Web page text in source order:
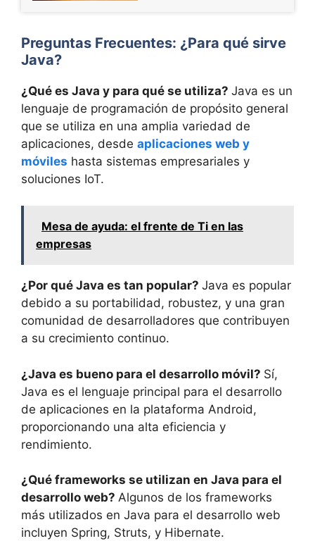
Preguntas Frecuentes: ¿Para qué sirve
Java?
¿Qué es Java y para qué se utiliza? Java es un
lenguaje de programación de propósito general
que se utiliza en una amplia variedad de
aplicaciones, desde aplicaciones web y
móviles hasta sistemas empresariales y
soluciones IoT.
Mesa de ayuda: el frente de Ti en las
empresas
¿Por qué Java es tan popular? Java es popular
debido a su portabilidad, robustez, y una gran
comunidad de desarrolladores que contribuyen
a su crecimiento continuo.
¿Java es bueno para el desarrollo móvil? Sí,
Java es el lenguaje principal para el desarrollo
de aplicaciones en la plataforma Android,
proporcionando una alta eficiencia y
rendimiento.
¿Qué frameworks se utilizan en Java para el
desarrollo web? Algunos de los frameworks
más utilizados en Java para el desarrollo web
incluyen Spring, Struts, y Hibernate.